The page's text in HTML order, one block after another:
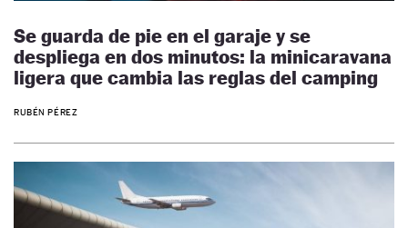
Se guarda de pie en el garaje y se
despliega en dos minutos: la minicaravana
ligera que cambia las reglas del camping
RUBÉN PÉREZ